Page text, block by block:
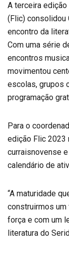
A terceira
(Flic) consolidou
encontro da
Com uma série
encontros
movimentou
escolas, grupos
programação
Para o
edição Flic 2023
curraisnovense
calendário de
“A maturidade
construirmos
força e com um
literatura do